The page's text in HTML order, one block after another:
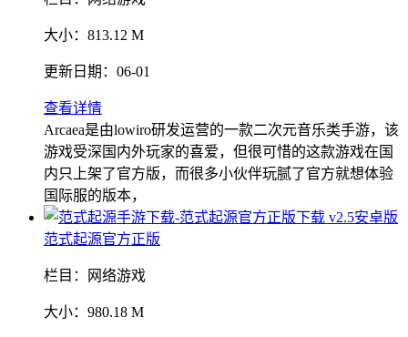
大小： 813.12 M
更新日期： 06-01
查看详情
Arcaea是由lowiro研发运营的一款二次元音乐类手游，该
游戏受深国内外玩家的喜爱，但很可惜的这款游戏在国
内只上架了官方版，而很多小伙伴玩腻了官方就想体验
国际服的版本，
范式起源官方正版
栏目： 网络游戏
大小： 980.18 M